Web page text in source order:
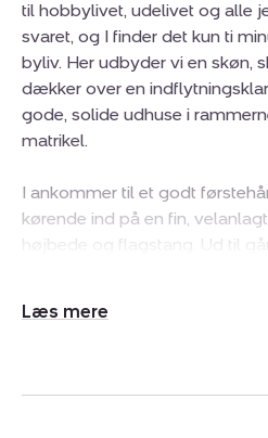
til hobbylivet, udelivet og alle
svaret, og I finder det kun ti
byliv. Her udbyder vi en skøn,
dækker over en
gode, solide udhuse i
matrikel.
I ankommer til et godt
kørende ind på en fin,
højbede og flagstang. Ud til
helt tydeligt er moderniseret,
udhusene, som tæller alt fra